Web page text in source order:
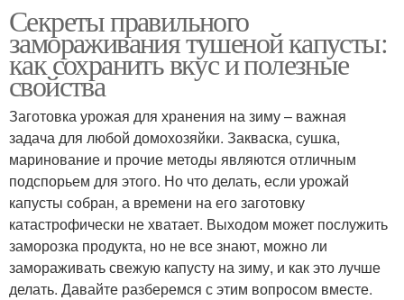
Секреты правильного
замораживания тушеной капусты:
как сохранить вкус и полезные
свойства
Заготовка урожая для хранения на зиму – важная
задача для любой домохозяйки. Закваска, сушка,
маринование и прочие методы являются отличным
подспорьем для этого. Но что делать, если урожай
капусты собран, а времени на его заготовку
катастрофически не хватает. Выходом может послужить
заморозка продукта, но не все знают, можно ли
замораживать свежую капусту на зиму, и как это лучше
делать. Давайте разберемся с этим вопросом вместе.